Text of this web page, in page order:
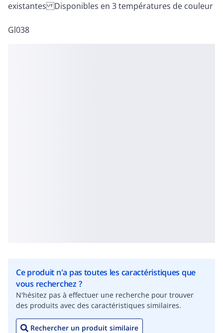
existantes Disponibles en 3 températures de couleur
Gl038
Ce produit n'a pas toutes les caractéristiques que
vous recherchez ?
N'hésitez pas à effectuer une recherche pour trouver
des produits avec des caractéristiques similaires.
Rechercher un produit similaire